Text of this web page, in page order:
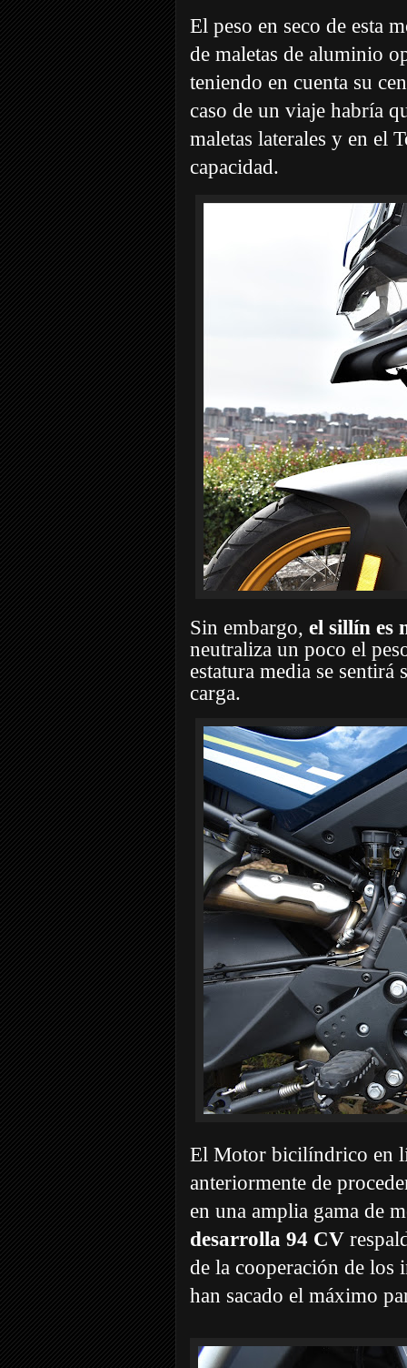
El peso en seco de esta
de maletas de aluminio
teniendo en cuenta su
caso de un viaje habría
maletas laterales y en el
capacidad.
Sin embargo, el sillín es
neutraliza un poco el
estatura media se
carga.
El Motor bicilíndrico en
anteriormente de
en una amplia gama de
desarrolla 94 CV
de la cooperación de
han sacado el máximo